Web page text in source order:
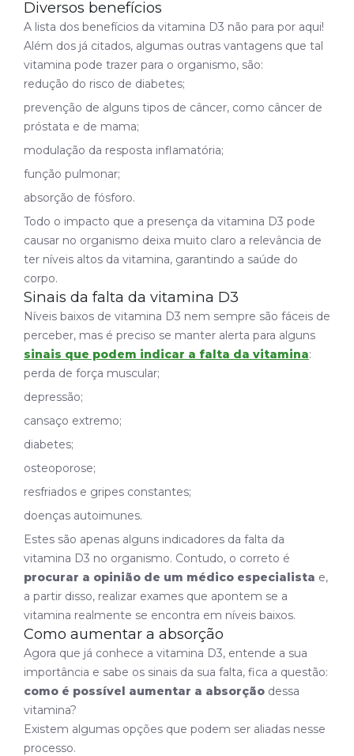
Diversos benefícios
A lista dos benefícios da vitamina D3 não para por aqui!
Além dos já citados, algumas outras vantagens que tal
vitamina pode trazer para o organismo, são:
redução do risco de diabetes;
prevenção de alguns tipos de câncer, como câncer de
próstata e de mama;
modulação da resposta inflamatória;
função pulmonar;
absorção de fósforo.
Todo o impacto que a presença da vitamina D3 pode
causar no organismo deixa muito claro a relevância de
ter níveis altos da vitamina, garantindo a saúde do
corpo.
Sinais da falta da vitamina D3
Níveis baixos de vitamina D3 nem sempre são fáceis de
perceber, mas é preciso se manter alerta para alguns
sinais que podem indicar a falta da vitamina:
perda de força muscular;
depressão;
cansaço extremo;
diabetes;
osteoporose;
resfriados e gripes constantes;
doenças autoimunes.
Estes são apenas alguns indicadores da falta da
vitamina D3 no organismo. Contudo, o correto é
procurar a opinião de um médico especialista e,
a partir disso, realizar exames que apontem se a
vitamina realmente se encontra em níveis baixos.
Como aumentar a absorção
Agora que já conhece a vitamina D3, entende a sua
importância e sabe os sinais da sua falta, fica a questão:
como é possível aumentar a absorção dessa
vitamina?
Existem algumas opções que podem ser aliadas nesse
processo.